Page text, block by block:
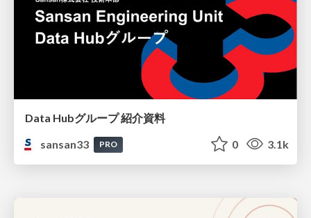
Data Hubグループ 紹介資料
sansan33
PRO 0 3.1k